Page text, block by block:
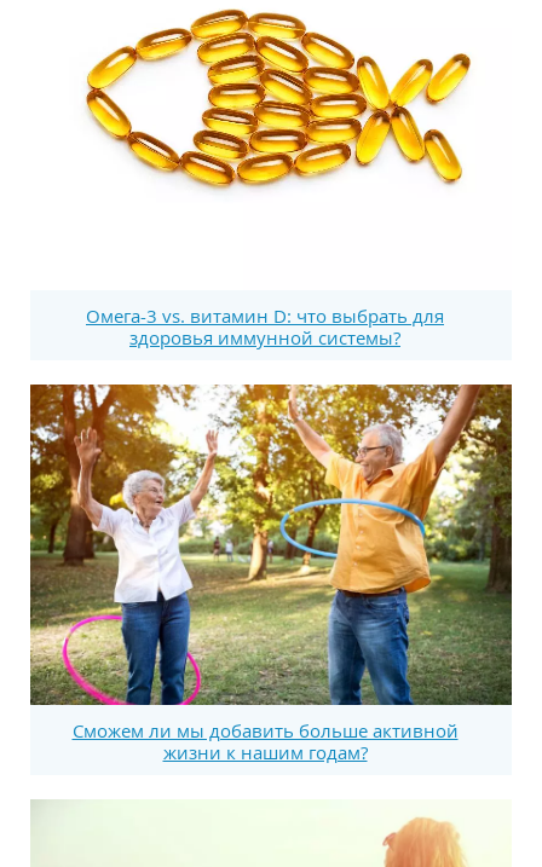
Омега-3 vs. витамин D: что выбрать для
здоровья иммунной системы?
Сможем ли мы добавить больше активной
жизни к нашим годам?